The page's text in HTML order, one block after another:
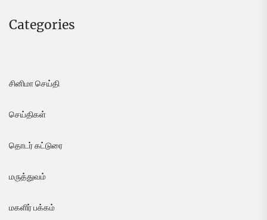
Categories
சினிமா செய்தி
செய்திகள்
தொடர் கட்டுரை
மருத்துவம்
மகளிர் பக்கம்